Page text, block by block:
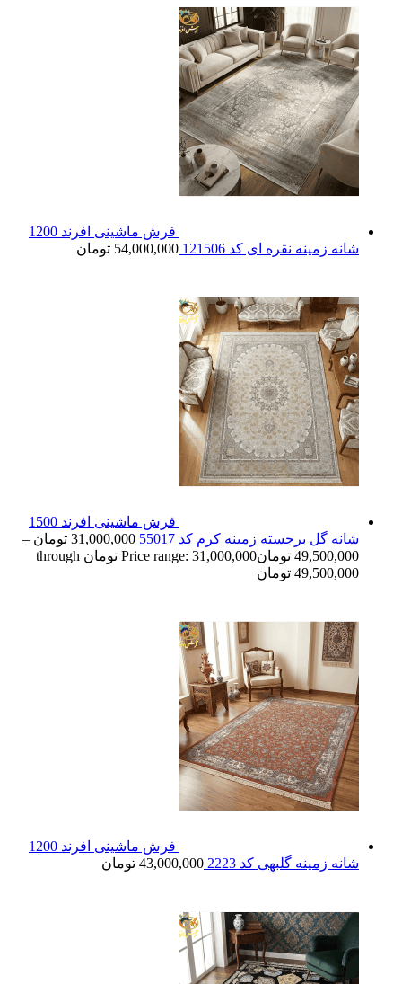
فرش ماشینی افرند 1200
شانه زمینه نقره ای کد 121506
54,000,000 تومان
فرش ماشینی افرند 1500
شانه گل برجسته زمینه کرم کد 55017
31,000,000 تومان –
49,500,000 تومان
Price range: 31,000,000 تومان through
49,500,000 تومان
فرش ماشینی افرند 1200
شانه زمینه گلبهی کد 2223
43,000,000 تومان